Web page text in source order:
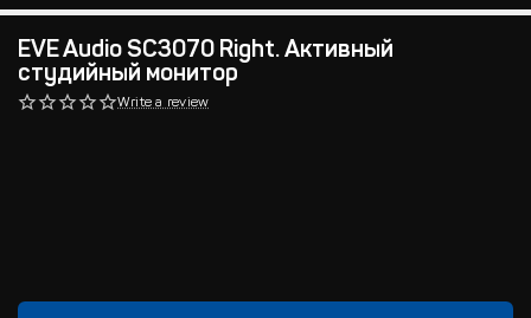
EVE Audio SC3070 Right. Активный
студийный монитор
Write a review